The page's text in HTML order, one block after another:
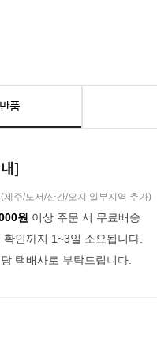
품
]
(제주/도서/산간/오지 일부지역 추가)
원 이상 주문 시 무료배송
확인까지 1~3일 소요됩니다.
택배사로 부탁드립니다.